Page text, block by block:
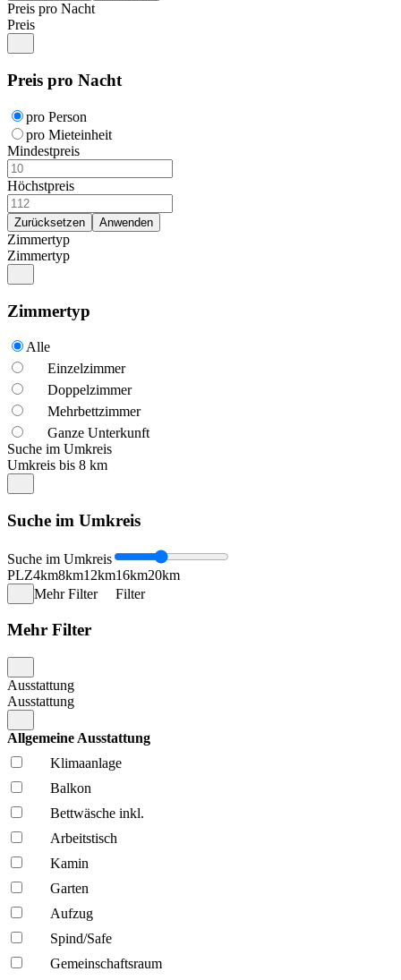
Preis pro Nacht
Preis
Preis pro Nacht
pro Person
pro Mieteinheit
Mindestpreis
Höchstpreis
Zimmertyp
Zimmertyp
Zimmertyp
Alle
Einzelzimmer
Doppelzimmer
Mehrbettzimmer
Ganze Unterkunft
Suche im Umkreis
Umkreis bis 8 km
Suche im Umkreis
Suche im Umkreis
PLZ4km8km12km16km20km
Mehr Filter
Filter
Mehr Filter
Ausstattung
Ausstattung
Allgemeine Ausstattung
Klima­anlage
Balkon
Bettwäsche inkl.
Arbeitstisch
Kamin
Garten
Aufzug
Spind/Safe
Gemeinschafts­raum